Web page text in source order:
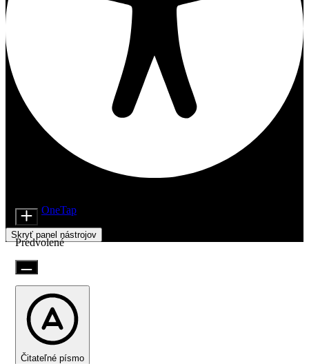
Beží na OneTap
Skryť panel nástrojov
Predvolené
Čitateľné písmo